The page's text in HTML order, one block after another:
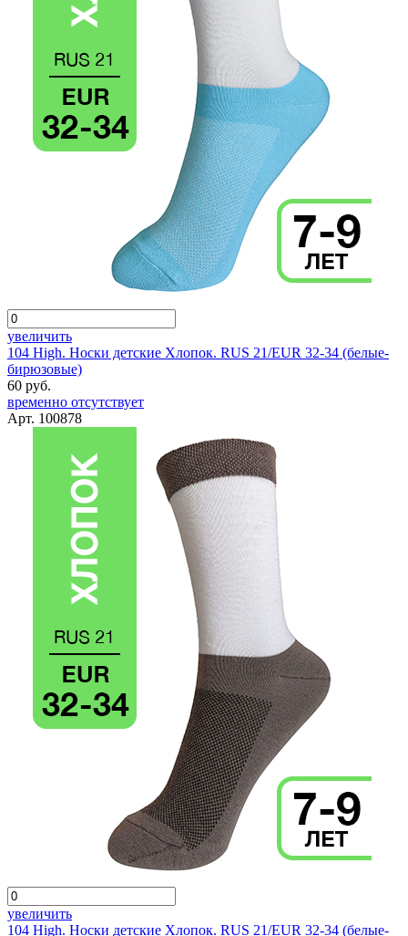
увеличить
104 High. Носки детские Хлопок. RUS 21/EUR 32-34 (белые-
бирюзовые)
60 руб.
временно отсутствует
Арт. 100878
увеличить
104 High. Носки детские Хлопок. RUS 21/EUR 32-34 (белые-